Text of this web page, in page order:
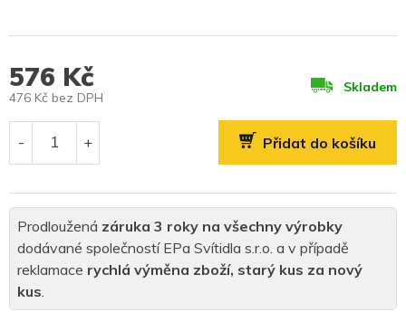
Prodloužená záruka 3 roky na všechny výrobky
dodávané společností EPa Svítidla s.r.o. a v případě
reklamace rychlá výměna zboží, starý kus za nový
kus.
576 Kč
476 Kč bez DPH
Skladem
Přidat do košíku